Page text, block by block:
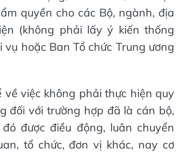
quyền cho các Bộ, ngành, địa
(không phải lấy ý kiến thống
vụ hoặc Ban Tổ chức Trung ương
về việc không phải thực hiện quy
đối với trường hợp đã là cán bộ,
được điều động, luân chuyển
tổ chức, đơn vị khác, nay cơ